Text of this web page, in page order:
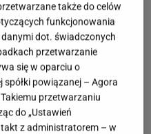
także do celów
funkcjonowania
dot. świadczonych
przetwarzanie
się w oparciu o
spółki powiązanej – Agora
przetwarzaniu
do „Ustawień
z administratorem – w